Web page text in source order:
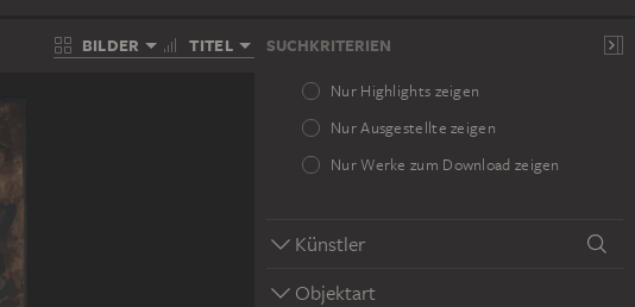
BILDER TITEL SUCHKRITERIEN
Nur Highlights zeigen
Nur Ausgestellte zeigen
Nur Werke zum Download zeigen
Künstler
Objektart